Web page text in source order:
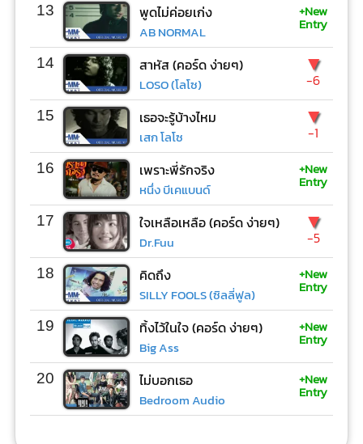
13 พูดไม่ค่อยเก่ง
AB NORMAL
+New
Entry
14 สาหัส (คอร์ด ง่ายๆ)
LOSO (โลโซ)
▼
-6
15 เธอจะรู้บ้างไหม
เสก โลโซ
▼
-1
16 เพราะพี่รักจริง
หนึ่ง บีเคแบนด์
+New
Entry
17 ใจเหลือเหลือ (คอร์ด ง่ายๆ)
Dr.Fuu
▼
-5
18 คิดถึง
SILLY FOOLS (ซิลลี่ฟูล)
+New
Entry
19 ทิ้งไว้ในใจ (คอร์ด ง่ายๆ)
Big Ass
+New
Entry
20 ไม่บอกเธอ
Bedroom Audio
+New
Entry